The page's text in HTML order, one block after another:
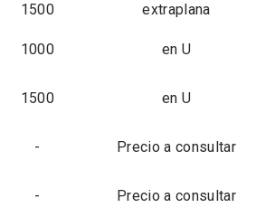
1500 extraplana
1000 en U
1500 en U
- Precio a consultar
- Precio a consultar